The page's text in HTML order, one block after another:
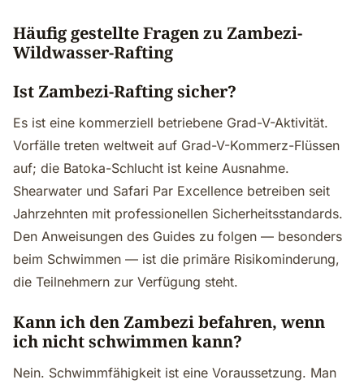
Häufig gestellte Fragen zu Zambezi-
Wildwasser-Rafting
Ist Zambezi-Rafting sicher?
Es ist eine kommerziell betriebene Grad-V-Aktivität.
Vorfälle treten weltweit auf Grad-V-Kommerz-Flüssen
auf; die Batoka-Schlucht ist keine Ausnahme.
Shearwater und Safari Par Excellence betreiben seit
Jahrzehnten mit professionellen Sicherheitsstandards.
Den Anweisungen des Guides zu folgen — besonders
beim Schwimmen — ist die primäre Risikominderung,
die Teilnehmern zur Verfügung steht.
Kann ich den Zambezi befahren, wenn
ich nicht schwimmen kann?
Nein. Schwimmfähigkeit ist eine Voraussetzung. Man